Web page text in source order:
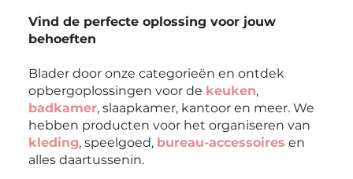
Vind de perfecte oplossing voor jouw
behoeften
Blader door onze categorieën en ontdek
opbergoplossingen voor de keuken,
badkamer, slaapkamer, kantoor en meer. We
hebben producten voor het organiseren van
kleding, speelgoed, bureau-accessoires en
alles daartussenin.